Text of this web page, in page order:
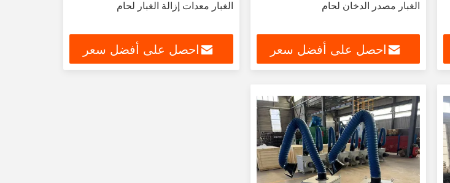
الغبار مصدر الدخان لحام
احصل على أفضل سعر
الغبار معدات إزالة الغبار لحام
احصل على أفضل سعر